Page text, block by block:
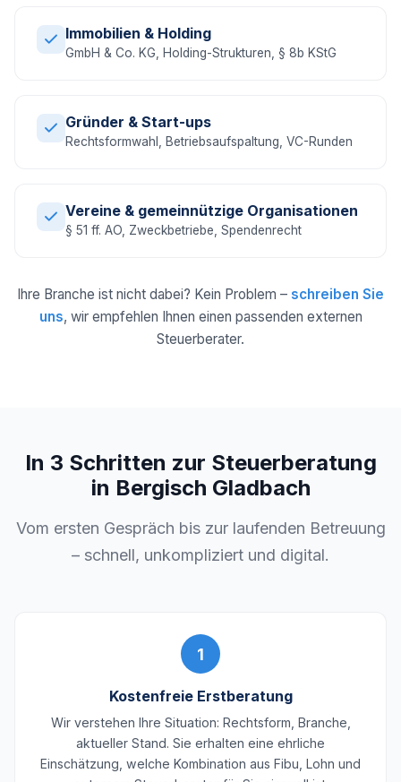
Immobilien & Holding
GmbH & Co. KG, Holding-Strukturen, § 8b KStG
Gründer & Start-ups
Rechtsformwahl, Betriebsaufspaltung, VC-Runden
Vereine & gemeinnützige Organisationen
§ 51 ff. AO, Zweckbetriebe, Spendenrecht
Ihre Branche ist nicht dabei? Kein Problem – schreiben Sie
uns, wir empfehlen Ihnen einen passenden externen
Steuerberater.
In 3 Schritten zur Steuerberatung
in Bergisch Gladbach
Vom ersten Gespräch bis zur laufenden Betreuung
– schnell, unkompliziert und digital.
1
Kostenfreie Erstberatung
Wir verstehen Ihre Situation: Rechtsform, Branche,
aktueller Stand. Sie erhalten eine ehrliche
Einschätzung, welche Kombination aus Fibu, Lohn und